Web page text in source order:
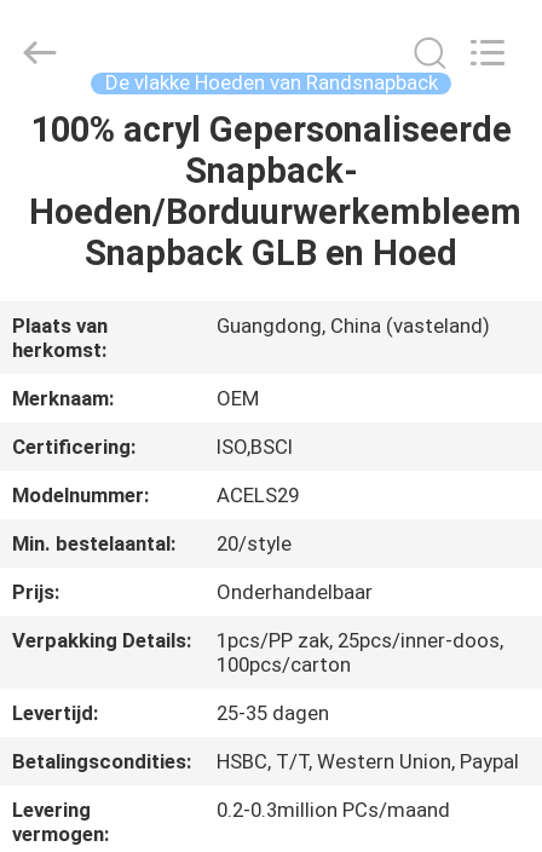
HUIS
PRODUCTEN
ONGEVEER
ONS
FABRIEKSREIS
KWALITEITSCONTROLE
CONTACTEER
ONS
GEVALLEN
SITEMAP
Reserved.
De vlakke Hoeden van Randsnapback
100% acryl Gepersonaliseerde
Snapback-
Hoeden/Borduurwerkembleem
Snapback GLB en Hoed
Plaats van
herkomst:
Guangdong, China (vasteland)
Merknaam:
OEM
Certificering:
ISO,BSCI
Modelnummer:
ACELS29
Min. bestelaantal:
20/style
Prijs:
Onderhandelbaar
Verpakking Details:
1pcs/PP zak, 25pcs/inner-doos,
100pcs/carton
Levertijd:
25-35 dagen
Betalingscondities:
HSBC, T/T, Western Union, Paypal
Levering
vermogen:
0.2-0.3million PCs/maand